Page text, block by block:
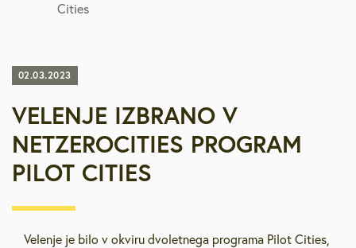
Cities
02.03.2023
VELENJE IZBRANO V
NETZEROCITIES PROGRAM
PILOT CITIES
Velenje je bilo v okviru dvoletnega programa Pilot Cities,